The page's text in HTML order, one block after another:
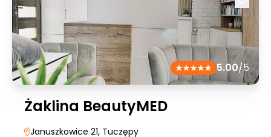
5.00/5
Żaklina BeautyMED
Januszkowice 21, Tuczępy